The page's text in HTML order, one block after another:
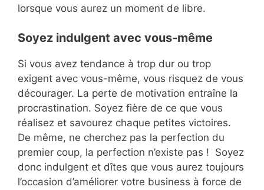
lorsque vous aurez un moment de libre.
Soyez indulgent avec vous-même
Si vous avez tendance à trop dur ou trop
exigent avec vous-même, vous risquez de vous
décourager. La perte de motivation entraîne la
procrastination. Soyez fière de ce que vous
réalisez et savourez chaque petites victoires.
De même, ne cherchez pas la perfection du
premier coup, la perfection n’existe pas ! Soyez
donc indulgent et dîtes que vous aurez toujours
l’occasion d’améliorer votre business à force de